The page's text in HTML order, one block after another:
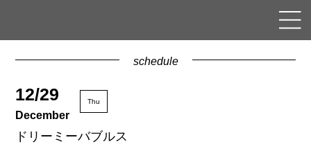
schedule
12/29
December
Thu
ドリーミーバブルス